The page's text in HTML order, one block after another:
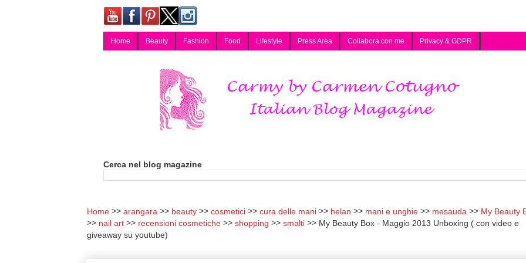
Home Beauty Fashion Food Lifestyle Press Area Collabora con me Privacy & GDPR
Cerca nel blog magazine
Home arangara beauty cosmetici cura delle mani helan mani e unghie mesauda
My Beauty
nail art
recensioni cosmetiche shopping smalti
My Beauty Box - Maggio 2013 Unboxing ( con video e
giveaway su youtube)